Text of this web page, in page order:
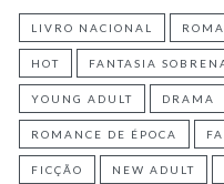
LIVRO NACIONAL
HOT FANTASIA
YOUNG ADULT DRAMA
ROMANCE DE ÉPOCA
FICÇÃO NEW ADULT